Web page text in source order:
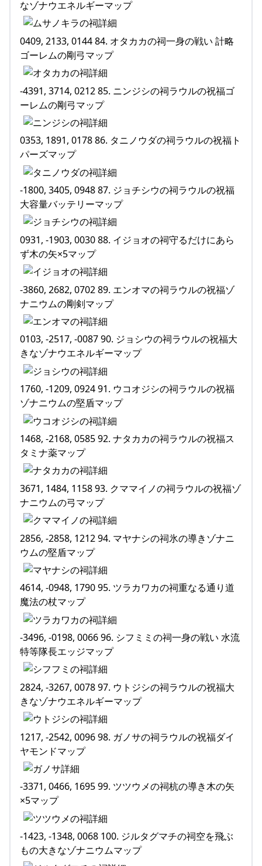
なゾナウエネルギーマップ
0409, 2133, 0144 84. オタカカの祠一身の戦い 計略
ゴーレムの剛弓マップ
-4391, 3714, 0212 85. ニンジシの祠ラウルの祝福ゴ
ーレムの剛弓マップ
0353, 1891, 0178 86. タニノウダの祠ラウルの祝福ト
パーズマップ
-1800, 3405, 0948 87. ジョチシウの祠ラウルの祝福
大容量バッテリーマップ
0931, -1903, 0030 88. イジョオの祠守るだけにあら
ず木の矢×5マップ
-3860, 2682, 0702 89. エンオマの祠ラウルの祝福ゾ
ナニウムの剛剣マップ
0103, -2517, -0087 90. ジョシウの祠ラウルの祝福大
きなゾナウエネルギーマップ
1760, -1209, 0924 91. ウコオジシの祠ラウルの祝福
ゾナニウムの堅盾マップ
1468, -2168, 0585 92. ナタカカの祠ラウルの祝福ス
タミナ薬マップ
3671, 1484, 1158 93. クママイノの祠ラウルの祝福ゾ
ナニウムの弓マップ
2856, -2858, 1212 94. マヤナシの祠氷の導きゾナニ
ウムの堅盾マップ
4614, -0948, 1790 95. ツラカワカの祠重なる通り道
魔法の杖マップ
-3496, -0198, 0066 96. シフミミの祠一身の戦い 水流
特等隊長エッジマップ
2824, -3267, 0078 97. ウトジシの祠ラウルの祝福大
きなゾナウエネルギーマップ
1217, -2542, 0096 98. ガノサの祠ラウルの祝福ダイ
ヤモンドマップ
-3371, 0466, 1695 99. ツツウメの祠杭の導き木の矢
×5マップ
-1423, -1348, 0068 100. ジルタグマチの祠空を飛ぶ
もの大きなゾナニウムマップ